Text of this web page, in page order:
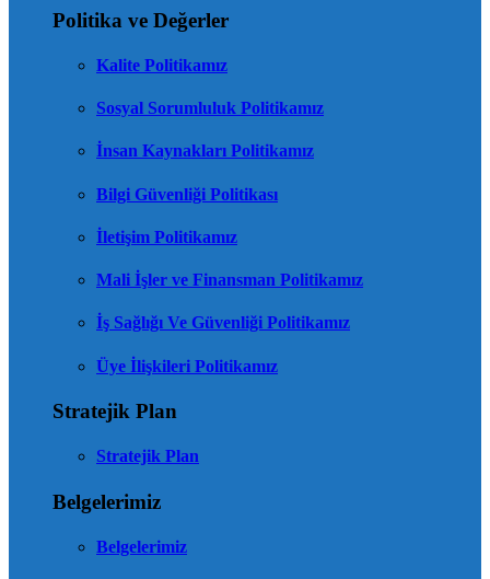
Politika ve Değerler
Kalite Politikamız
Sosyal Sorumluluk Politikamız
İnsan Kaynakları Politikamız
Bilgi Güvenliği Politikası
İletişim Politikamız
Mali İşler ve Finansman Politikamız
İş Sağlığı Ve Güvenliği Politikamız
Üye İlişkileri Politikamız
Stratejik Plan
Stratejik Plan
Belgelerimiz
Belgelerimiz